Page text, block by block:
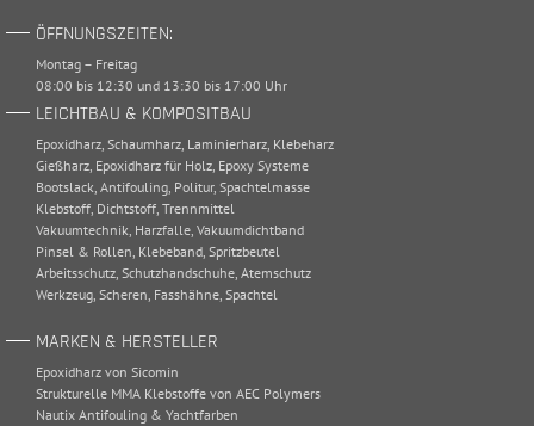
ÖFFNUNGSZEITEN:
Montag – Freitag
08:00 bis 12:30 und 13:30 bis 17:00 Uhr
LEICHTBAU & KOMPOSITBAU
Epoxidharz, Schaumharz, Laminierharz, Klebeharz
Gießharz, Epoxidharz für Holz, Epoxy Systeme
Bootslack, Antifouling, Politur, Spachtelmasse
Klebstoff, Dichtstoff, Trennmittel
Vakuumtechnik, Harzfalle, Vakuumdichtband
Pinsel & Rollen, Klebeband, Spritzbeutel
Arbeitsschutz, Schutzhandschuhe, Atemschutz
Werkzeug, Scheren, Fasshähne, Spachtel
MARKEN & HERSTELLER
Epoxidharz von Sicomin
Strukturelle MMA Klebstoffe von AEC Polymers
Nautix Antifouling & Yachtfarben